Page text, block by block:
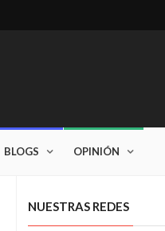
BLOGS OPINIÓN
NUESTRAS REDES